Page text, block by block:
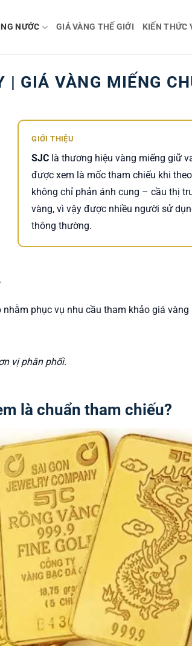
NƯỚC GIÁ VÀNG THẾ GIỚI KIẾN THỨC
| GIÁ VÀNG MIẾNG
GIỚI THIỆU
SJC là thương hiệu vàng miếng giữ
được xem là mốc tham chiếu khi
không chỉ phản ánh cung – cầu thị
vàng, vì vậy được nhiều người sử
thông thường.
phục vụ nhu cầu tham khảo giá
vị phân phối.
là chuẩn tham chiếu?